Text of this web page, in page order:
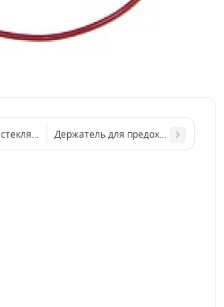
Держатель для стеклянного и цилиндрического
Держатель для предохранителя